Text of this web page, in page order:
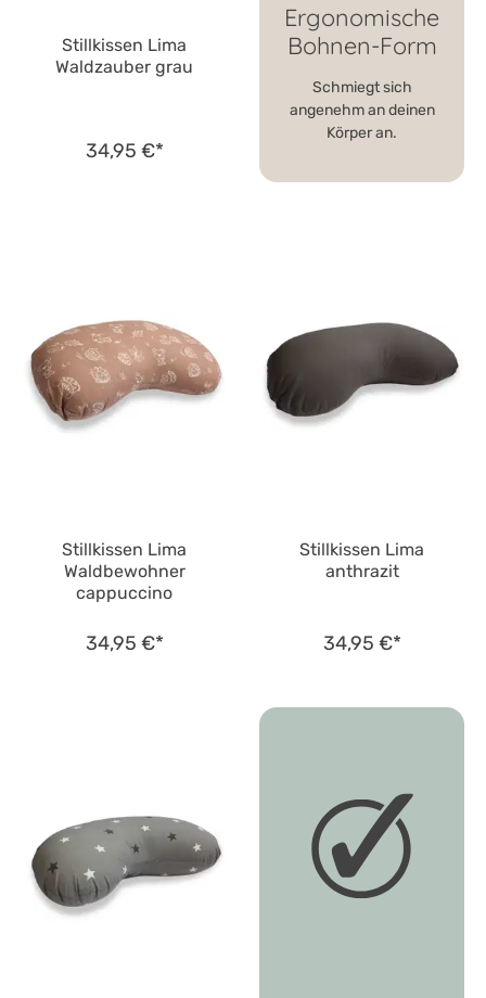
Ergonomische
Bohnen-Form
Schmiegt sich
angenehm an deinen
Körper an.
Stillkissen Lima
Waldzauber grau
34,95 €*
Stillkissen Lima
Waldbewohner
cappuccino
34,95 €*
Stillkissen Lima
anthrazit
34,95 €*